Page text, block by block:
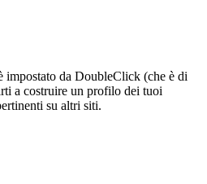
impostato da DoubleClick (che è di
a costruire un profilo dei tuoi
su altri siti.